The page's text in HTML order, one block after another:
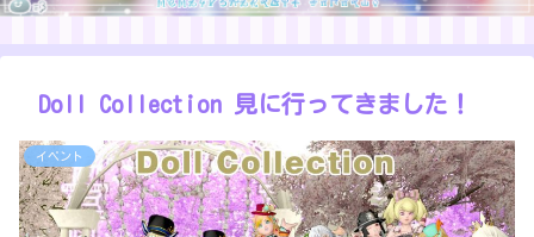
Doll Collection 見に行ってきました！
イベント